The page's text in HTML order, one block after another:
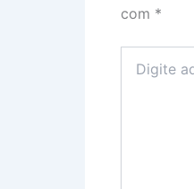
com *
aqui...